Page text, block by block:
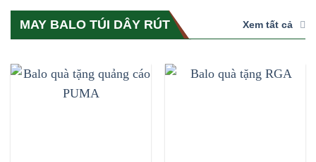
MAY BALO TÚI DÂY RÚT Xem tất cả